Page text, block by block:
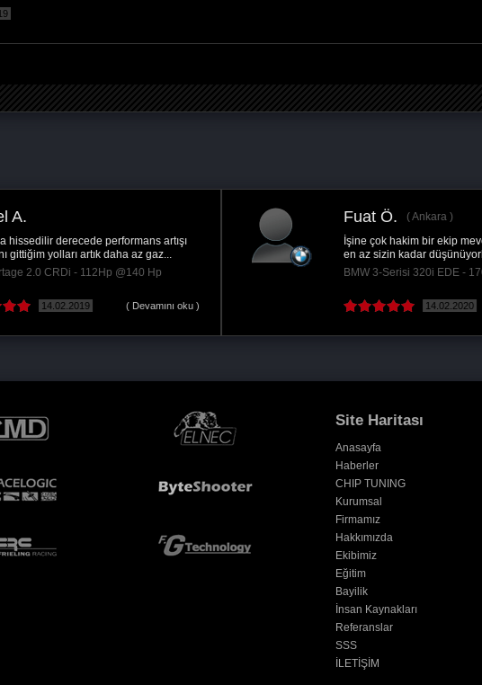
artışı
gaz...
Hp
Devamını oku )
Fuat Ö.
Ankara
İşine çok hakim bir ekip mevcut. Titiz ve arabanızı
en az sizin kadar düşünüyorlar. Arabaya zarar...
BMW 3-Serisi 320i EDE - 170Hp @220 Hp
( Devamını oku )
Site Haritası
Anasayfa
Haberler
CHIP TUNING
Kurumsal
Firmamız
Hakkımızda
Ekibimiz
Eğitim
Bayilik
İnsan Kaynakları
Referanslar
SSS
İLETİŞİM